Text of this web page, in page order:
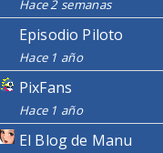
Hace 2 semanas
Episodio Piloto
Hace 1 año
PixFans
Hace 1 año
El Blog de Manu